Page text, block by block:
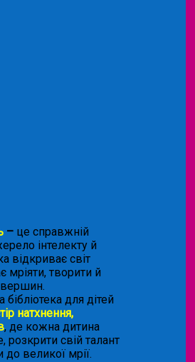
– це справжній
інтелекту й
відкриває світ
мріяти, творити й
вершин.
для дітей
натхнення,
, де кожна дитина
свій талант
до великої мрії.